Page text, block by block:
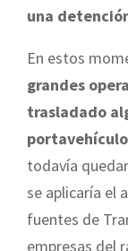
una
En estos
grandes
trasladado
todavía
se aplicaría el
fuentes de
empresas del